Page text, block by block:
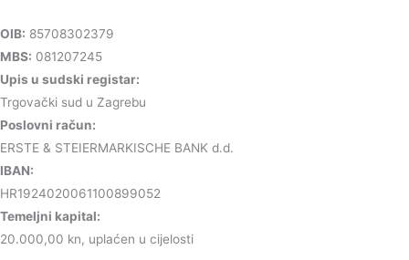
OIB: 85708302379
MBS: 081207245
Upis u sudski registar:
Trgovački sud u Zagrebu
Poslovni račun:
ERSTE & STEIERMARKISCHE BANK d.d.
IBAN:
HR1924020061100899052
Temeljni kapital:
20.000,00 kn, uplaćen u cijelosti